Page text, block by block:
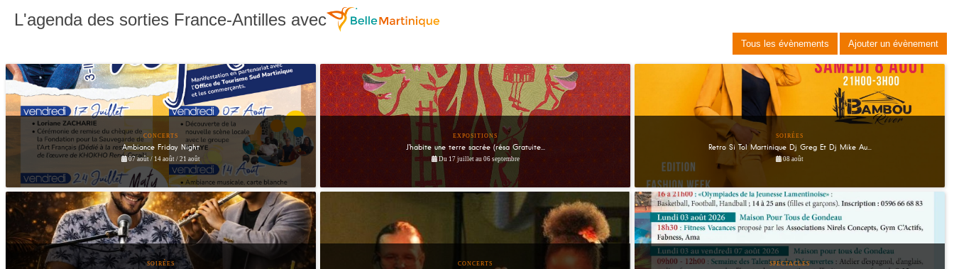
L'agenda des sorties France-Antilles avec
Tous les évènements Ajouter un évènement
CONCERTS
Ambiance Friday Night
07 août / 14 août / 21 août
EXPOSITIONS
J'habite une terre sacrée (résa Gratuite...
Du 17 juillet au 06 septembre
SOIRÉES
Retro Si Tol Martinique Dj Greg Et Dj Mike Au...
08 août
SOIRÉES CONCERTS SPECTACLES